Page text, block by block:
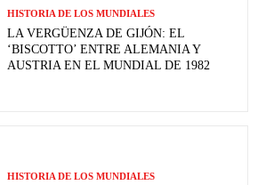
HISTORIA DE LOS MUNDIALES
LA VERGÜENZA DE GIJÓN: EL
‘BISCOTTO’ ENTRE ALEMANIA Y
AUSTRIA EN EL MUNDIAL DE 1982
HISTORIA DE LOS MUNDIALES